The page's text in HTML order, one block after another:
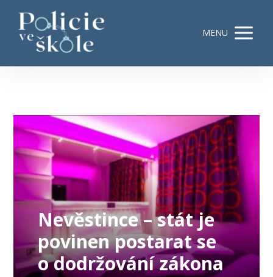
MENU
Nevěstince – stát je
povinen postarat se
o dodržování zákona